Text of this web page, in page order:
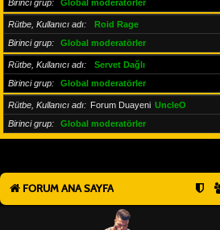
Birinci grup
Global moderatörler
Rütbe, Kullanıcı adı
Roid Rage
Birinci grup
Global moderatörler
Rütbe, Kullanıcı adı
Servet Dağlı
Birinci grup
Global moderatörler
Rütbe, Kullanıcı adı Forum Duayeni UncleO
Birinci grup
Global moderatörler
FORUM ANA SAYFA